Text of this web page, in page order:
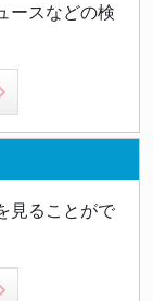
ースなどの検
見ることがで